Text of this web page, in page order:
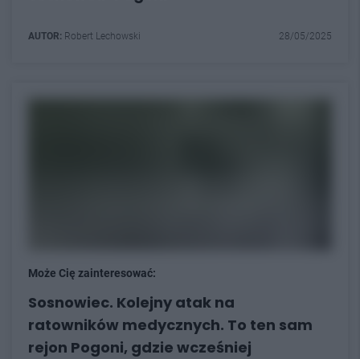
AUTOR: Robert Lechowski 28/05/2025
Może Cię zainteresować:
Sosnowiec. Kolejny atak na
ratowników medycznych. To ten sam
rejon Pogoni, gdzie wcześniej